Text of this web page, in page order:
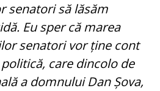
senatori să lăsăm
Eu sper că marea
senatori vor ține cont
care dincolo de
a domnului Dan Șova,